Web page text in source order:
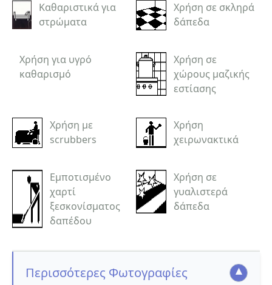
Καθαριστικά για
στρώματα
Χρήση σε σκληρά
δάπεδα
Χρήση για υγρό
καθαρισμό
Χρήση σε
χώρους μαζικής
εστίασης
Χρήση με
scrubbers
Χρήση
χειρωνακτικά
Εμποτισμένο
χαρτί
ξεσκονίσματος
δαπέδου
Χρήση σε
γυαλιστερά
δάπεδα
Περισσότερες Φωτογραφίες